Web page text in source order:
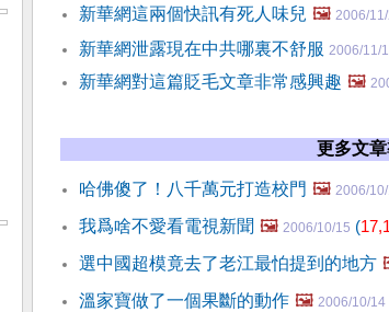
新華網這兩個快訊有死人味兒 🖼️ 2006/
新華網泄露現在中共哪裏不舒服 2006/11/
新華網對這篇貶毛文章非常感興趣 🖼️
更多文章
哈佛傻了！八千萬元打造校門 🖼️ 2006/
我爲啥不愛看電視新聞 🖼️ 2006/10/15 (
選中國超模竟去了老江最怕提到的地方
溫家寶做了一個果斷的動作 🖼️ 2006/10/14